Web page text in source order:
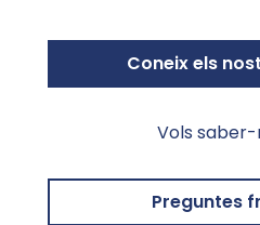
Coneix els
Vols
Preguntes